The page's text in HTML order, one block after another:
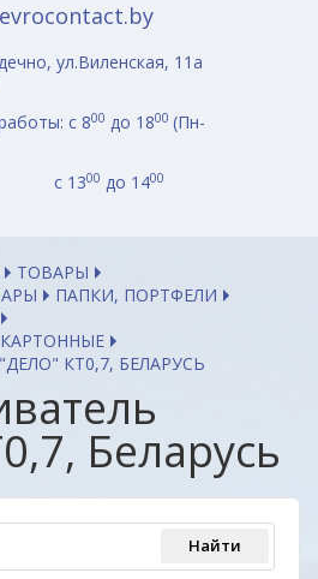
ул.Виленская, 11а
с 800 до 1800 (Пн-
с 1300 до 1400
ТОВАРЫ
ПАПКИ, ПОРТФЕЛИ
КТ0,7, БЕЛАРУСЬ
Беларусь